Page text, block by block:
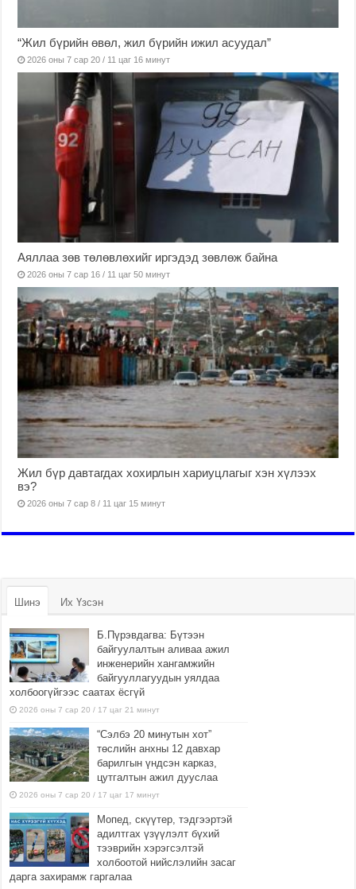
“Жил бүрийн өвөл, жил бүрийн ижил асуудал”
2026 оны 7 сар 20 / 11 цаг 16 минут
Аяллаа зөв төлөвлөхийг иргэдэд зөвлөж байна
2026 оны 7 сар 16 / 11 цаг 50 минут
Жил бүр давтагдах хохирлын хариуцлагыг хэн хүлээх
вэ?
2026 оны 7 сар 8 / 11 цаг 15 минут
Шинэ Их Үзсэн
Б.Пүрэвдагва: Бүтээн
байгуулалтын аливаа ажил
инженерийн хангамжийн
байгууллагуудын уялдаа
холбоогүйгээс саатах ёсгүй
2026 оны 7 сар 20 / 17 цаг 21 минут
“Сэлбэ 20 минутын хот”
төслийн анхны 12 давхар
барилгын үндсэн карказ,
цутгалтын ажил дууслаа
2026 оны 7 сар 20 / 17 цаг 17 минут
Мопед, скүүтер, тэдгээртэй
адилтгах үзүүлэлт бүхий
тээврийн хэрэгсэлтэй
холбоотой нийслэлийн засаг
дарга захирамж гаргалаа